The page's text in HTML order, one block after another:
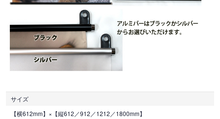
サイズ
【横612mm】×【縦612／912／1212／1800mm】